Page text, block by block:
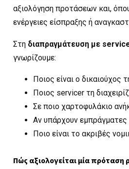
αξιολόγηση προτάσεων και,
ενέργειες είσπραξης ή
Στη διαπραγμάτευση με
γνωρίζουμε:
Ποιος είναι ο δικαιούχος
Ποιος servicer τη
Σε ποιο χαρτοφυλάκιο
Αν υπάρχουν εμπράγματες
Ποιο είναι το ακριβές
Πώς αξιολογείται μία πρόταση